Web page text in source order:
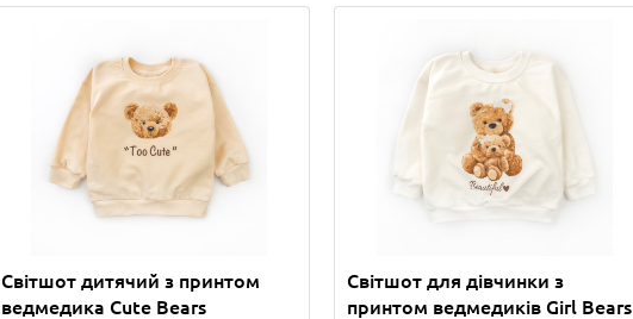
Світшот дитячий з принтом
ведмедика Cute Bears
Світшот для дівчинки з
принтом ведмедиків Girl Bears